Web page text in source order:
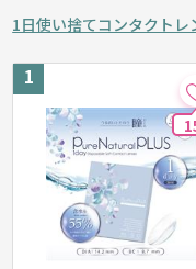
1日使い捨てコンタクトレ